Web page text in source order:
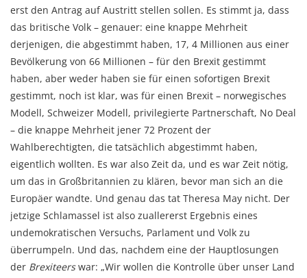
erst den Antrag auf Austritt stellen sollen. Es stimmt ja, dass
das britische Volk – genauer: eine knappe Mehrheit
derjenigen, die abgestimmt haben, 17, 4 Millionen aus einer
Bevölkerung von 66 Millionen – für den Brexit gestimmt
haben, aber weder haben sie für einen sofortigen Brexit
gestimmt, noch ist klar, was für einen Brexit – norwegisches
Modell, Schweizer Modell, privilegierte Partnerschaft, No Deal
– die knappe Mehrheit jener 72 Prozent der
Wahlberechtigten, die tatsächlich abgestimmt haben,
eigentlich wollten. Es war also Zeit da, und es war Zeit nötig,
um das in Großbritannien zu klären, bevor man sich an die
Europäer wandte. Und genau das tat Theresa May nicht. Der
jetzige Schlamassel ist also zuallererst Ergebnis eines
undemokratischen Versuchs, Parlament und Volk zu
überrumpeln. Und das, nachdem eine der Hauptlosungen
der Brexiteerswar: „Wir wollen die Kontrolle über unser Land